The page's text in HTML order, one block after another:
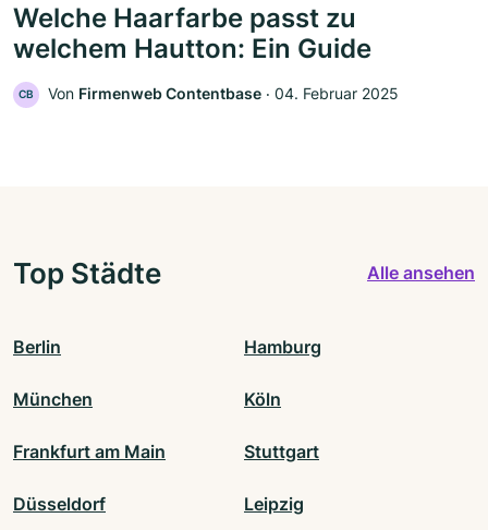
Welche Haarfarbe passt zu
welchem Hautton: Ein Guide
CB Von Firmenweb Contentbase ‧ 04. Februar 2025
Top Städte Alle ansehen
Berlin Hamburg
München Köln
Frankfurt am Main Stuttgart
Düsseldorf Leipzig